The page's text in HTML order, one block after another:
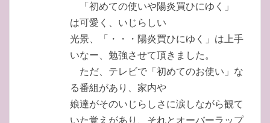
「初めての使いや陽炎買ひにゆく」
は可愛く、いじらしい
光景、「・・・陽炎買ひにゆく」は上手
いなー、勉強させて頂きました。
ただ、テレビで「初めてのお使い」な
る番組があり、家内や
娘達がそのいじらしさに涙しながら観て
いた覚えがあり、それとオーバーラップ